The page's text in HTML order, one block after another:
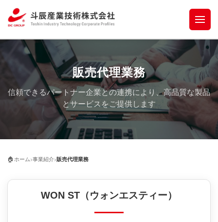
販売代理業務
信頼できるパートナー企業との連携により、高品質な製品
とサービスをご提供します
🏠 ホーム›事業紹介›販売代理業務
WON ST（ウォンエスティー）